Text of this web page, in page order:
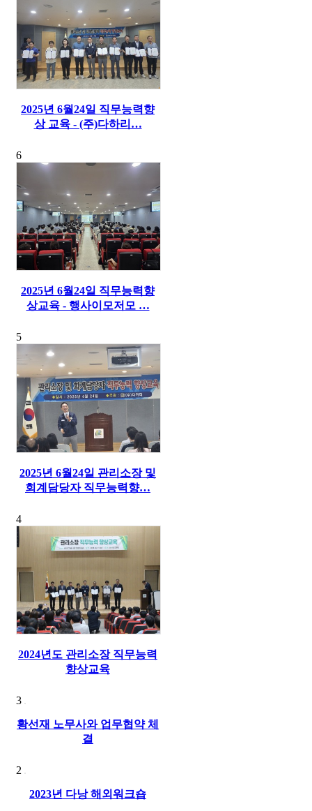
2025년 6월24일 직무능력향
상 교육 - (주)다하리…
6
2025년 6월24일 직무능력향
상교육 - 행사이모저모 …
5
2025년 6월24일 관리소장 및
회계담당자 직무능력향…
4
2024년도 관리소장 직무능력
향상교육
3
황선재 노무사와 업무협약 체
결
2
2023년 다낭 해외워크숍